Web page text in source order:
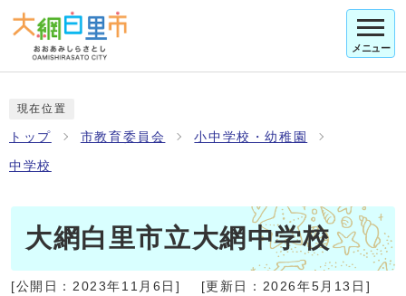
メニュー
現在位置
トップ 市教育委員会 小中学校・幼稚園
中学校
大網白里市立大網中学校
[公開日： 2023年11月6日 ] [更新日： 2026年5月13日 ]